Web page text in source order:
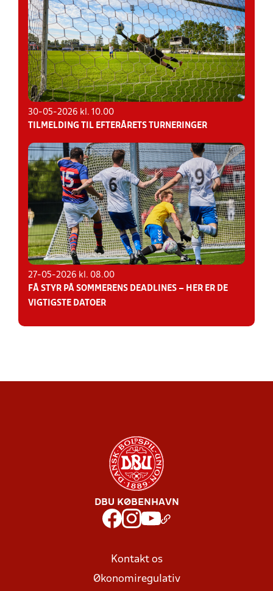
30-05-2026 kl. 10.00
TILMELDING TIL EFTERÅRETS TURNERINGER
27-05-2026 kl. 08.00
FÅ STYR PÅ SOMMERENS DEADLINES – HER ER DE
VIGTIGSTE DATOER
DBU KØBENHAVN
Kontakt os
Økonomiregulativ